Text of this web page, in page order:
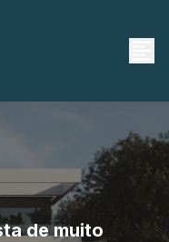
de muito